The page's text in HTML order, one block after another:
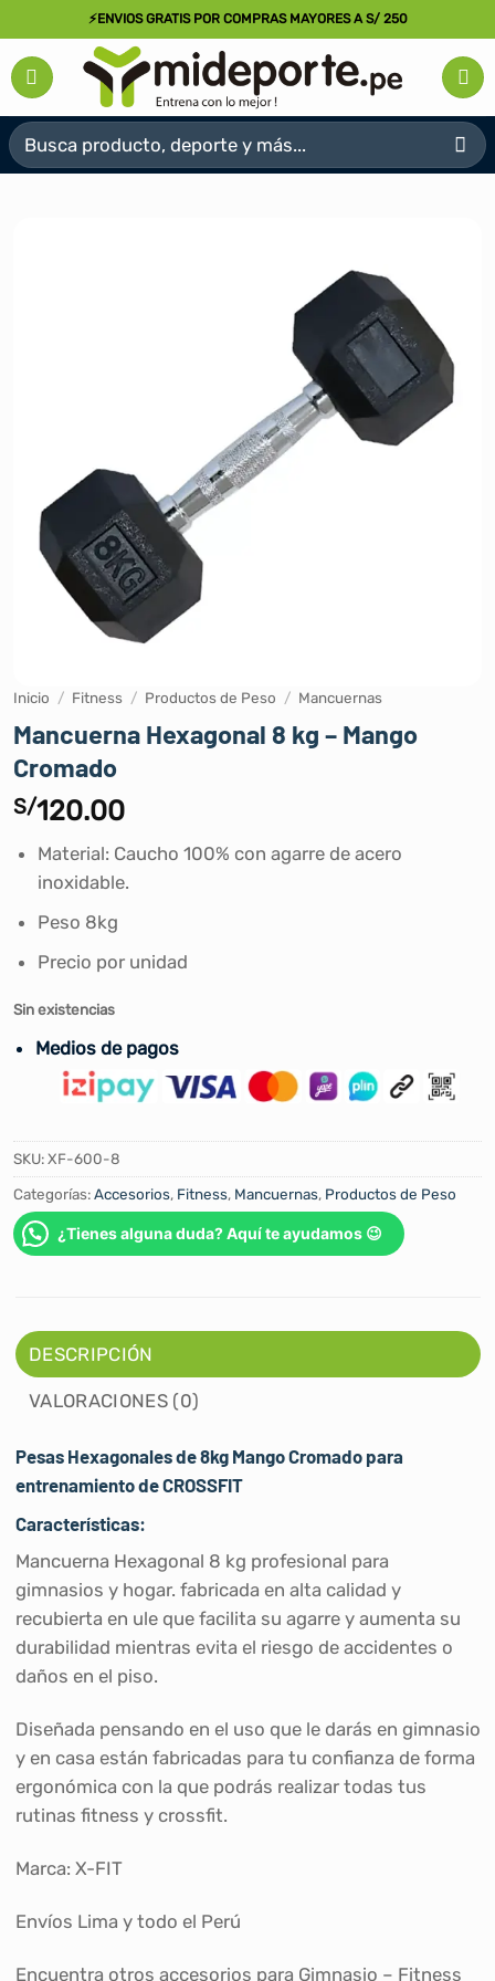
al
contenido
⚡ENVIOS GRATIS POR COMPRAS MAYORES A S/ 250
Buscar
por:
Inicio / Fitness / Productos de Peso / Mancuernas
Mancuerna Hexagonal 8 kg – Mango
Cromado
S/120.00
Material: Caucho 100% con agarre de acero
inoxidable.
Peso 8kg
Precio por unidad
Sin existencias
Medios de pagos
SKU:XF-600-8
Categorías:Accesorios, Fitness, Mancuernas, Productos de Peso
¿Tienes alguna duda? Aquí te ayudamos 😉
DESCRIPCIÓN
VALORACIONES (0)
Pesas Hexagonales de 8kg Mango Cromadopara
entrenamiento deCROSSFIT
Características:
Mancuerna Hexagonal 8 kg profesional para
gimnasios y hogar. fabricada en alta calidad y
recubierta en ule que facilita su agarre y aumenta su
durabilidad mientras evita el riesgo de accidentes o
daños en el piso.
Diseñada pensando en el uso que le darás en gimnasio
y en casa están fabricadas para tu confianza de forma
ergonómica con la que podrás realizar todas tus
rutinas fitness y crossfit.
Marca: X-FIT
Envíos Lima y todo el Perú
Encuentra otros accesorios para Gimnasio – Fitness